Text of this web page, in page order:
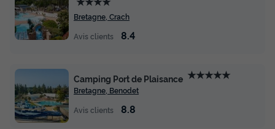
Bretagne, Crach
Avis clients
8.4
Camping Port de Plaisance ★★★★★
Bretagne, Benodet
Avis clients
8.8